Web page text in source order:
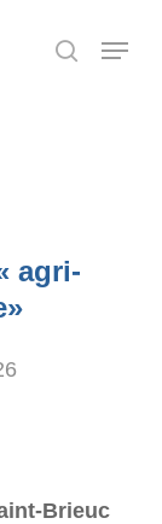
search
Menu
agri-
Brieuc